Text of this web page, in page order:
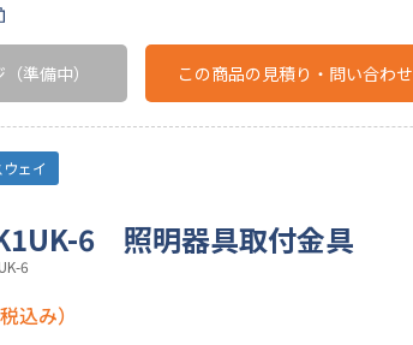
（準備中） この商品の見積り・問い合わせ
ウェイ
6 照明器具取付金具
6
込み）